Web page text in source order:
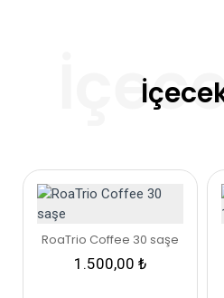
RoaTrio Coffee 30 saşe
1.500,00 ₺